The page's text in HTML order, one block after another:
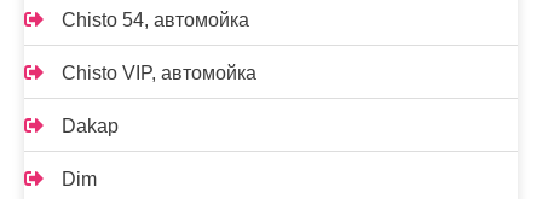
Chisto 54, автомойка
Chisto VIP, автомойка
Dakap
Dim